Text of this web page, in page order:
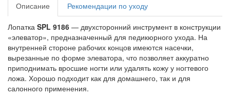
Описание Рекомендации по уходу
Лопатка SPL 9186 — двухсторонний инструмент в конструкции
«элеватор», предназначенный для педикюрного ухода. На
внутренней стороне рабочих концов имеются насечки,
вырезанные по форме элеватора, что позволяет аккуратно
приподнимать вросшие ногти или удалять кожу у ногтевого
ложа. Хорошо подходит как для домашнего, так и для
салонного применения.